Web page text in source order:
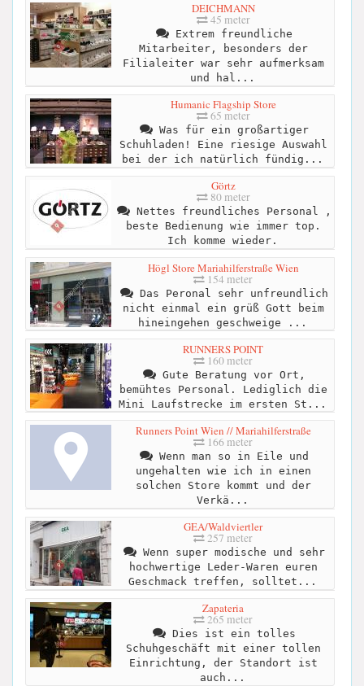
DEICHMANN
45 meter
Extrem freundliche
Mitarbeiter, besonders der
Filialeiter war sehr aufmerksam
und hal...
Humanic Flagship Store
65 meter
Was für ein großartiger
Schuhladen! Eine riesige Auswahl
bei der ich natürlich fündig...
Görtz
80 meter
Nettes freundliches Personal ,
beste Bedienung wie immer top.
Ich komme wieder.
Högl Store Mariahilferstraße Wien
154 meter
Das Peronal sehr unfreundlich
nicht einmal ein grüß Gott beim
hineingehen geschweige ...
RUNNERS POINT
160 meter
Gute Beratung vor Ort,
bemühtes Personal. Lediglich die
Mini Laufstrecke im ersten St...
Runners Point Wien // Mariahilferstraße
166 meter
Wenn man so in Eile und
ungehalten wie ich in einen
solchen Store kommt und der
Verkä...
GEA/Waldviertler
257 meter
Wenn super modische und sehr
hochwertige Leder-Waren euren
Geschmack treffen, solltet...
Zapateria
265 meter
Dies ist ein tolles
Schuhgeschäft mit einer tollen
Einrichtung, der Standort ist
auch...